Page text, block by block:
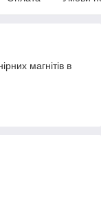
магнітів в